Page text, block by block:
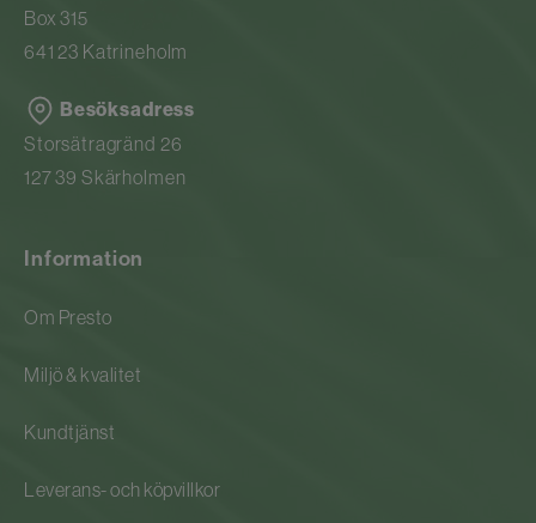
Box 315
641 23 Katrineholm
Besöksadress
Storsätragränd 26
127 39 Skärholmen
Information
Om Presto
Miljö & kvalitet
Kundtjänst
Leverans- och köpvillkor